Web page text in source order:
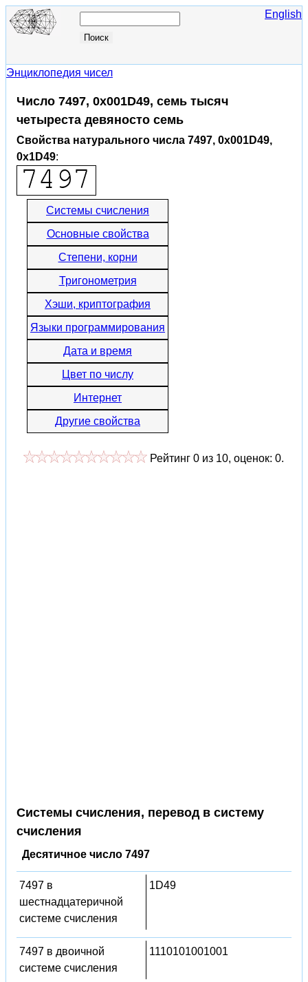
English
Энциклопедия чисел
Число 7497, 0x001D49, семь тысяч
четыреста девяносто семь
Свойства натурального числа 7497, 0x001D49,
0x1D49:
Системы счисления
Основные свойства
Степени, корни
Тригонометрия
Хэши, криптография
Языки программирования
Дата и время
Цвет по числу
Интернет
Другие свойства
Рейтинг 0 из 10, оценок: 0.
Системы счисления, перевод в систему
счисления
Десятичное число 7497
7497 в
шестнадцатеричной
системе счисления
1D49
7497 в двоичной
системе счисления
1110101001001